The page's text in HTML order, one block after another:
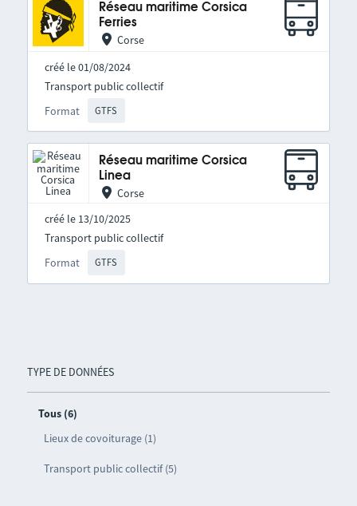
TYPE DE DONNÉES
Tous (6)
Lieux de covoiturage (1)
Transport public collectif (5)
Réseau maritime Corsica
Ferries
Corse
créé le 01/08/2024
Format GTFS
Transport public collectif
Réseau maritime Corsica
Linea
Corse
créé le 13/10/2025
Format GTFS
Transport public collectif